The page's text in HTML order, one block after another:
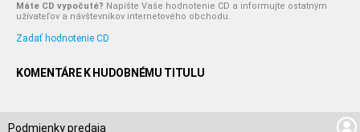
Máte CD vypočuté? Napíšte Vaše hodnotenie CD a informujte ostatným
užívateľov a návštevníkov internetového obchodu.
Zadať hodnotenie CD
KOMENTÁRE K HUDOBNÉMU TITULU
Podmienky predaja